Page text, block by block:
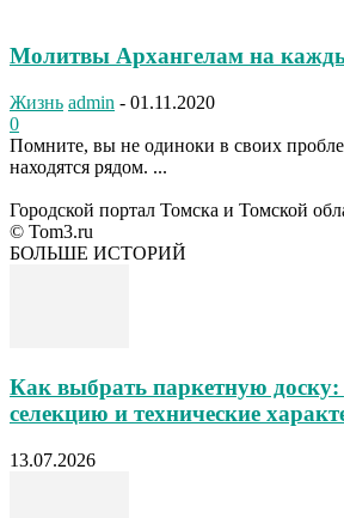
Молитвы Архангелам на
Жизнь admin - 01.11.2020
0
Помните, вы не одиноки в своих
находятся рядом. ...
Городской портал Томска и Томской
© Tom3.ru
БОЛЬШЕ ИСТОРИЙ
Как выбрать паркетную
селекцию и технические
13.07.2026